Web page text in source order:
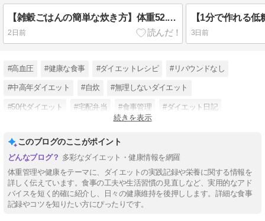
【雑穀ごはんの簡単な炊き方】体重52.7kg⇒52.4kg（2026年8月4日火曜）
2日前 3日前
#高血圧 #健康な食事 #ダイエットレシピ #リバウンドなし
#中高年ダイエット #自炊 #無理しないダイエット
#50代ダイエット #宅配弁当 #食事管理 #ダイエット日記
続きを表示
このブログのここがポイント
多彩なダイエット・健康情報を網羅
体重管理や健康をテーマに、ダイエットの実践記録や栄養に関する情報を
詳しく伝えています。食事の工夫や生活習慣の見直しなど、実用的なアド
バイスを短く的確に紹介し、日々の健康維持を後押しします。詳細な食事
記録やコツを知りたい方にぴったりです。